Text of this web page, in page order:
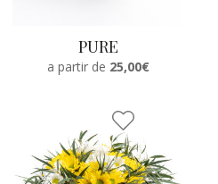
PURE
a partir de 25,00€